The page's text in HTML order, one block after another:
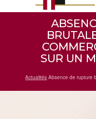
SUR UN
Actualités Absence de rupture